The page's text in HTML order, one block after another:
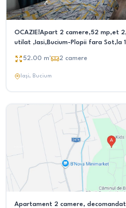
OCAZIE!Apart 2 camere,52 mp,et
utilat ,Iasi,Bucium-Plopii fara Sot,la
52.00 m² 2 camere
Iași, Bucium
Apartament 2 camere,